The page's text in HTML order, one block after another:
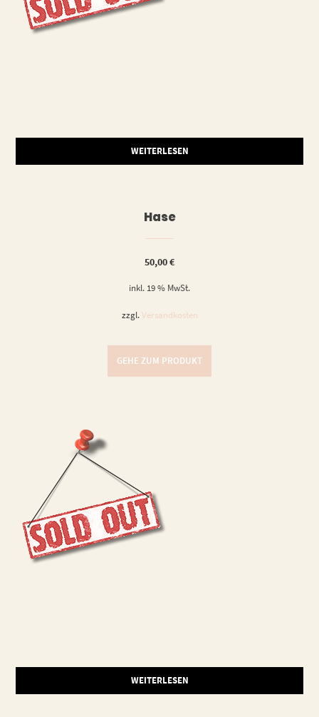
WEITERLESEN
Hase
50,00€
inkl. 19 % MwSt.
zzgl. Versandkosten
GEHE ZUM PRODUKT
WEITERLESEN